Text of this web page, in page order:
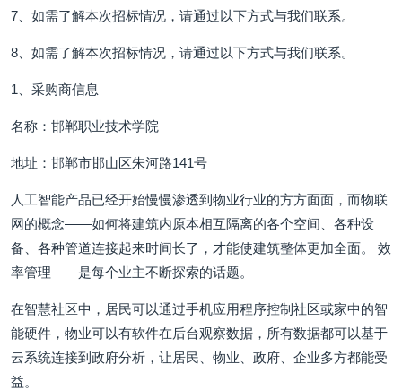
7、如需了解本次招标情况，请通过以下方式与我们联系。
8、如需了解本次招标情况，请通过以下方式与我们联系。
1、采购商信息
名称：邯郸职业技术学院
地址：邯郸市邯山区朱河路141号
人工智能产品已经开始慢慢渗透到物业行业的方方面面，而物联
网的概念——如何将建筑内原本相互隔离的各个空间、各种设
备、各种管道连接起来时间长了，才能使建筑整体更加全面。 效
率管理——是每个业主不断探索的话题。
在智慧社区中，居民可以通过手机应用程序控制社区或家中的智
能硬件，物业可以有软件在后台观察数据，所有数据都可以基于
云系统连接到政府分析，让居民、物业、政府、企业多方都能受
益。